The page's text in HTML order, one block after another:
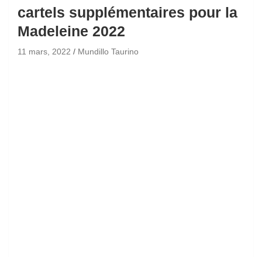
cartels supplémentaires pour la
Madeleine 2022
11 mars, 2022 Mundillo Taurino